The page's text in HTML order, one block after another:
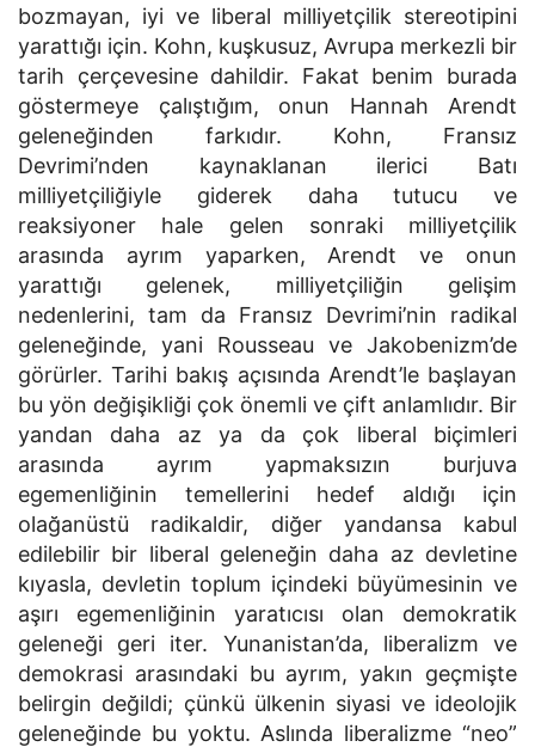
bozmayan, iyi ve liberal milliyetçilik stereotipini
yarattığı için. Kohn, kuşkusuz, Avrupa merkezli bir
tarih çerçevesine dahildir. Fakat benim burada
göstermeye çalıştığım, onun Hannah Arendt
geleneğinden farkıdır. Kohn, Fransız
Devrimi’nden kaynaklanan ilerici Batı
milliyetçiliğiyle giderek daha tutucu ve
reaksiyoner hale gelen sonraki milliyetçilik
arasında ayrım yaparken, Arendt ve onun
yarattığı gelenek, milliyetçiliğin gelişim
nedenlerini, tam da Fransız Devrimi’nin radikal
geleneğinde, yani Rousseau ve Jakobenizm’de
görürler. Tarihi bakış açısında Arendt’le başlayan
bu yön değişikliği çok önemli ve çift anlamlıdır. Bir
yandan daha az ya da çok liberal biçimleri
arasında ayrım yapmaksızın burjuva
egemenliğinin temellerini hedef aldığı için
olağanüstü radikaldir, diğer yandansa kabul
edilebilir bir liberal geleneğin daha az devletine
kıyasla, devletin toplum içindeki büyümesinin ve
aşırı egemenliğinin yaratıcısı olan demokratik
geleneği geri iter. Yunanistan’da, liberalizm ve
demokrasi arasındaki bu ayrım, yakın geçmişte
belirgin değildi; çünkü ülkenin siyasi ve ideolojik
geleneğinde bu yoktu. Aslında liberalizme “neo”